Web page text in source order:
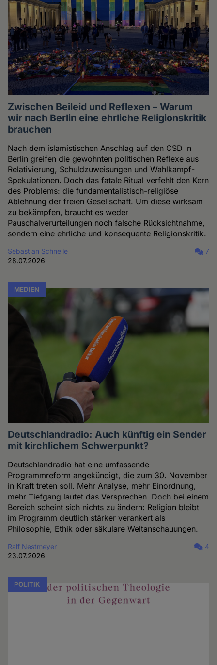
Zwischen Beileid und Reflexen – Warum
wir nach Berlin eine ehrliche Religionskritik
brauchen
Nach dem islamistischen Anschlag auf den CSD in
Berlin greifen die gewohnten politischen Reflexe aus
Relativierung, Schuldzuweisungen und Wahlkampf-
Spekulationen. Doch das fatale Ritual verfehlt den Kern
des Problems: die fundamentalistisch-religiöse
Ablehnung der freien Gesellschaft. Um diese wirksam
zu bekämpfen, braucht es weder
Pauschalverurteilungen noch falsche Rücksichtnahme,
sondern eine ehrliche und konsequente Religionskritik.
Sebastian Schnelle
28.07.2026
7
MEDIEN
Deutschlandradio: Auch künftig ein Sender
mit kirchlichem Schwerpunkt?
Deutschlandradio hat eine umfassende
Programmreform angekündigt, die zum 30. November
in Kraft treten soll. Mehr Analyse, mehr Einordnung,
mehr Tiefgang lautet das Versprechen. Doch bei einem
Bereich scheint sich nichts zu ändern: Religion bleibt
im Programm deutlich stärker verankert als
Philosophie, Ethik oder säkulare Weltanschauungen.
Ralf Nestmeyer
23.07.2026
4
POLITIK